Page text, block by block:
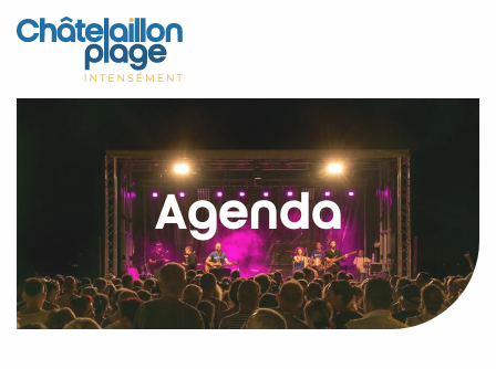
Aller
au
principal
Accueil
Découvrir
Activités
Rendez-vous
Votre séjour
Agenda